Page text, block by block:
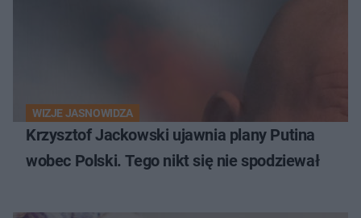
WIZJE JASNOWIDZA
Krzysztof Jackowski ujawnia plany Putina
wobec Polski. Tego nikt się nie spodziewał